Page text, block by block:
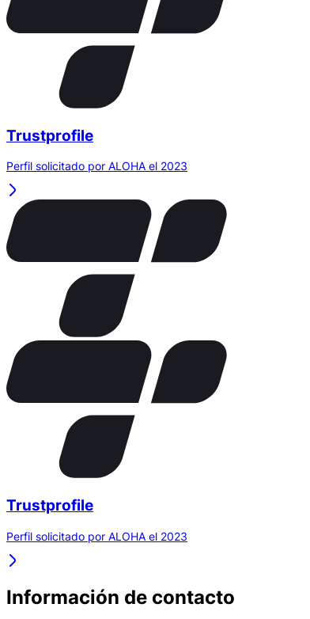
Trustprofile
Perfil solicitado por ALOHA el 2023
Trustprofile
Perfil solicitado por ALOHA el 2023
Información de contacto